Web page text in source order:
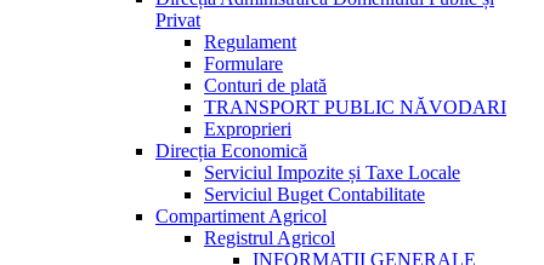
Privat
Regulament
Formulare
Conturi de plată
TRANSPORT PUBLIC NĂVODARI
Exproprieri
Direcția Economică
Serviciul Impozite și Taxe Locale
Serviciul Buget Contabilitate
Compartiment Agricol
Registrul Agricol
INFORMATII GENERALE